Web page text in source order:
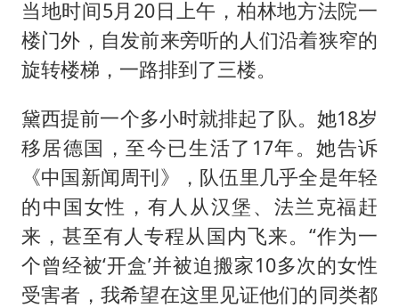
当地时间5月20日上午，柏林地方法院一
楼门外，自发前来旁听的人们沿着狭窄的
旋转楼梯，一路排到了三楼。
黛西提前一个多小时就排起了队。她18岁
移居德国，至今已生活了17年。她告诉
《中国新闻周刊》，队伍里几乎全是年轻
的中国女性，有人从汉堡、法兰克福赶
来，甚至有人专程从国内飞来。“作为一
个曾经被‘开盒’并被迫搬家10多次的女性
受害者，我希望在这里见证他们的同类都